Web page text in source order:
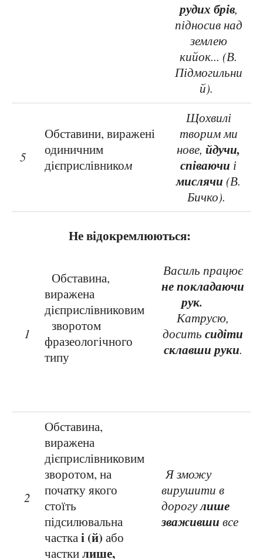
рудих брів,
підносив над
землею
кийок... (В.
Підмогильни
й).
5
Обставини, виражені
одиничним
дієприслівником
Щохвилі
творим ми
нове, йдучи,
співаючи і
мислячи (В.
Бичко).
Не відокремлюються:
1
Обставина,
виражена
дієприслівниковим
зворотом
фразеологічного
типу
Василь працює
не покладаючи
рук.
Катрусю,
досить сидіти
склавши руки.
2
Обставина,
виражена
дієприслівниковим
зворотом, на
початку якого
стоїть
підсилювальна
часткаі (й) або
часткилише,
Я зможу
вирушити в
дорогулише
зваживши все